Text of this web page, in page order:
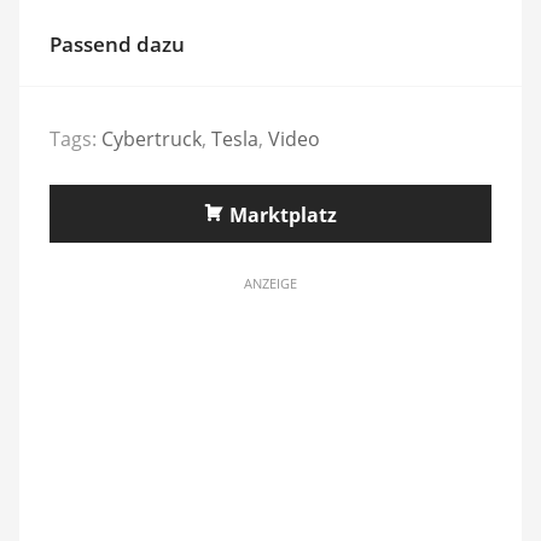
Passend dazu
Tags: Cybertruck, Tesla, Video
Marktplatz
ANZEIGE